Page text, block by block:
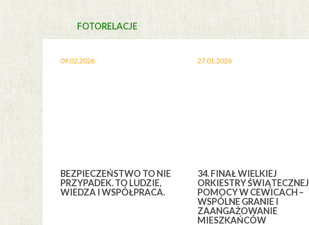
FOTORELACJE
Z
GMINY
09.02.2026
BEZPIECZEŃSTWO TO NIE
PRZYPADEK. TO LUDZIE,
WIEDZA I WSPÓŁPRACA.
27.01.2026
34. FINAŁ WIELKIEJ
ORKIESTRY ŚWIĄTECZNEJ
POMOCY W CEWICACH –
WSPÓLNE GRANIE I
ZAANGAŻOWANIE
MIESZKAŃCÓW